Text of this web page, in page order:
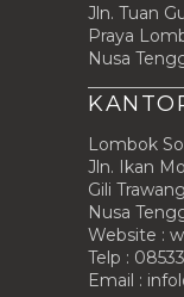
Jln. Tuan
Praya
Nusa
Lombok
Jln. Ikan
Gili
Nusa
Website :
Telp :
Email :